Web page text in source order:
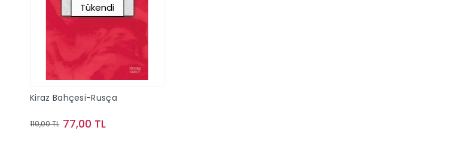
Tükendi
Kiraz Bahçesi-Rusça
110,00 TL 77,00 TL